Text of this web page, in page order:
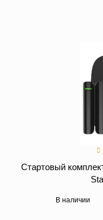
Стартовый
В наличии